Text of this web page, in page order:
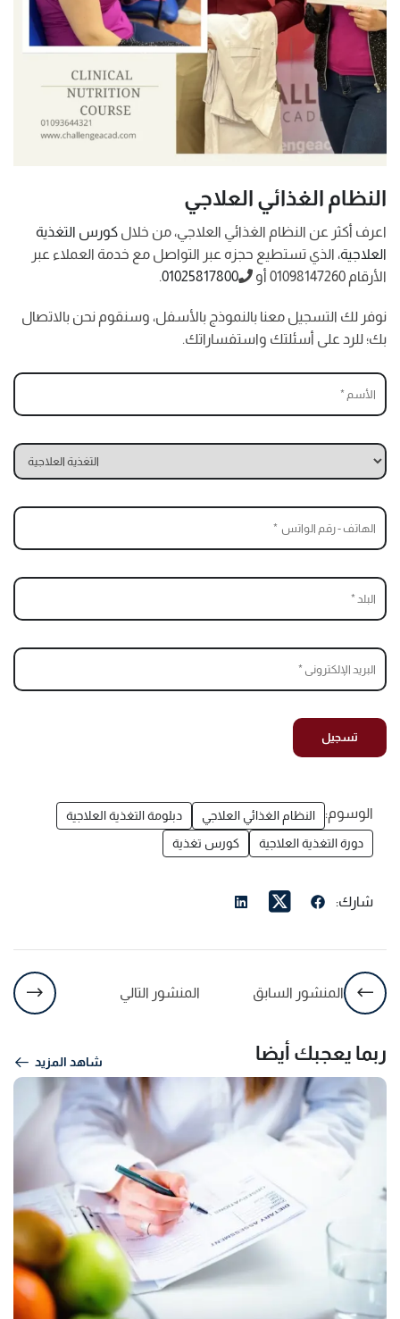
النظام الغذائي العلاجي
اعرف أكثر عن النظام الغذائي العلاجي، من خلال كورس التغذية
العلاجية، الذي تستطيع حجزه عبر التواصل مع خدمة العملاء عبر
الأرقام 01098147260 أو
01025817800
.
نوفر لك التسجيل معنا بالنموذج بالأسفل، وسنقوم نحن بالاتصال
بك؛ للرد على أسئلتك واستفساراتك.
الوسوم: النظام الغذائي العلاجي
دبلومة التغذية العلاجية
دورة التغذية العلاجية
كورس تغذية
شارك:
المنشور السابق المنشور التالي
ربما يعجبك أيضا شاهد المزيد